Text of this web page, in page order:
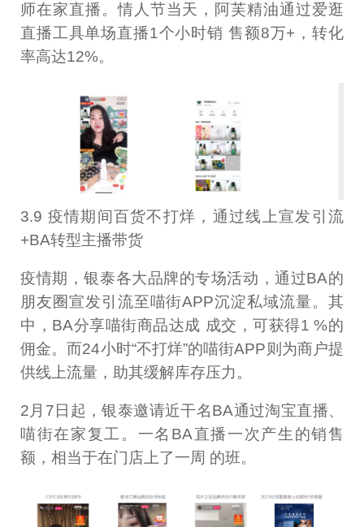
师在家直播。情人节当天，阿芙精油通过爱逛
直播工具单场直播1个小时销 售额8万+，转化
率高达12%。
3.9 疫情期间百货不打烊，通过线上宣发引流
+BA转型主播带货
疫情期，银泰各大品牌的专场活动，通过BA的
朋友圈宣发引流至喵街APP沉淀私域流量。其
中，BA分享喵街商品达成 成交，可获得1 %的
佣金。而24小时“不打烊”的喵街APP则为商户提
供线上流量，助其缓解库存压力。
2月7日起，银泰邀请近干名BA通过淘宝直播、
喵街在家复工。一名BA直播一次产生的销售
额，相当于在门店上了一周 的班。